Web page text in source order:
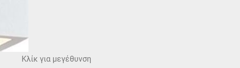
Κλίκ για μεγέθυνση